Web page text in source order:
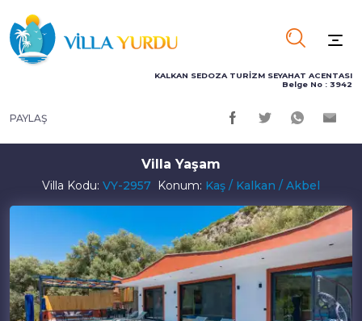
KALKAN SEDOZA TURİZM SEYAHAT ACENTASI
Belge No : 3942
PAYLAŞ
Villa Yaşam
Villa Kodu: VY-2957 Konum: Kaş / Kalkan / Akbel